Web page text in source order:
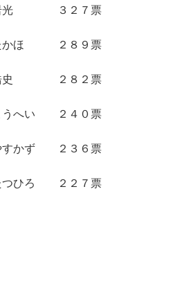
光 ３２７票
ほ ２８９票
史 ２８２票
い ２４０票
２３６票
２２７票